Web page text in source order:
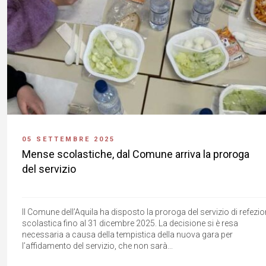
05 SETTEMBRE 2025
Mense scolastiche, dal Comune arriva la proroga
del servizio
Il Comune dell’Aquila ha disposto la proroga del servizio di
scolastica fino al 31 dicembre 2025. La decisione si è resa
necessaria a causa della tempistica della nuova gara per
l’affidamento del servizio, che non sarà...